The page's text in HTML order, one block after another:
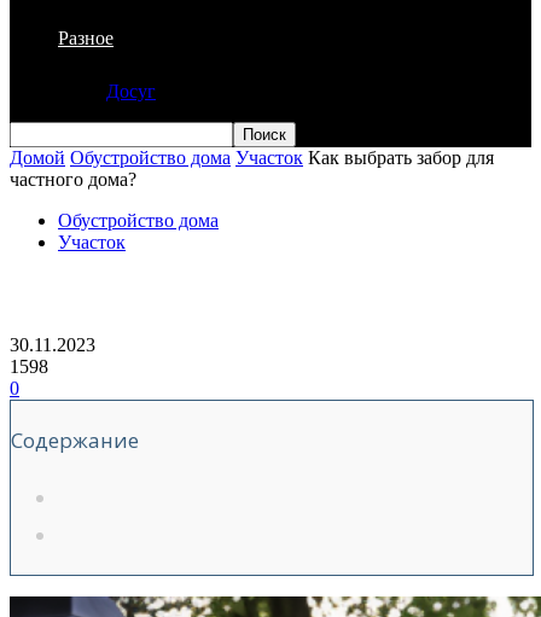
Разное
Досуг
Домой Обустройство дома Участок Как выбрать забор для
частного дома?
Обустройство дома
Участок
30.11.2023
1598
0
Содержание